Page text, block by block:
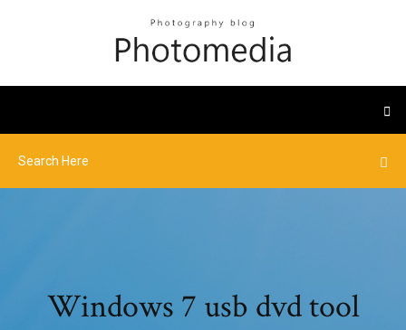
Windows 7 usb dvd tool